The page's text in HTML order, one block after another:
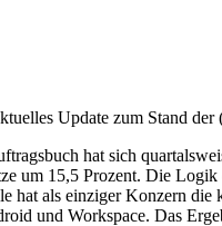
Update zum Stand
hat sich
um 15,5 Prozent. Die
als einziger Konzern die
und Workspace. Das